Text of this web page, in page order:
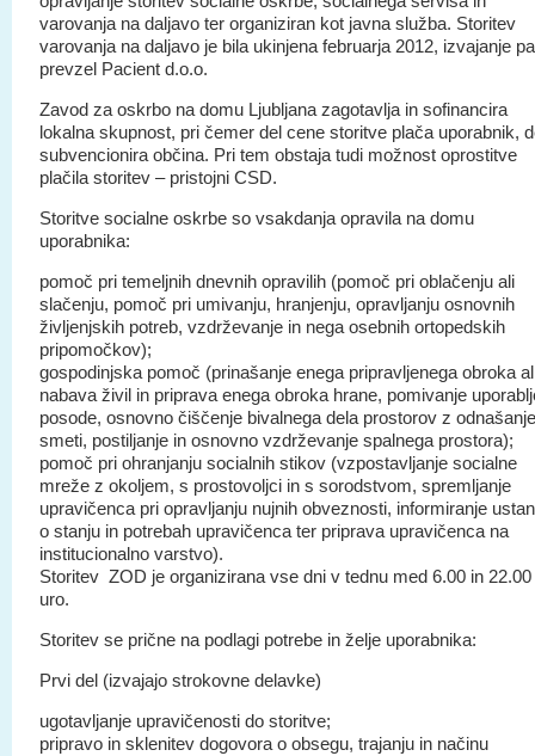
varovanja na daljavo ter organiziran kot javna služba. Storitev
varovanja na daljavo je bila ukinjena februarja 2012, izvajanje
prevzel Pacient d.o.o.
Zavod za oskrbo na domu Ljubljana zagotavlja in sofinancira
lokalna skupnost, pri čemer del cene storitve plača uporabnik,
subvencionira občina. Pri tem obstaja tudi možnost oprostitve
plačila storitev – pristojni CSD.
Storitve socialne oskrbe so vsakdanja opravila na domu
uporabnika:
pomoč pri temeljnih dnevnih opravilih (pomoč pri oblačenju ali
slačenju, pomoč pri umivanju, hranjenju, opravljanju osnovnih
življenjskih potreb, vzdrževanje in nega osebnih ortopedskih
pripomočkov);
gospodinjska pomoč (prinašanje enega pripravljenega obroka
nabava živil in priprava enega obroka hrane, pomivanje
posode, osnovno čiščenje bivalnega dela prostorov z
smeti, postiljanje in osnovno vzdrževanje spalnega prostora);
pomoč pri ohranjanju socialnih stikov (vzpostavljanje socialne
mreže z okoljem, s prostovoljci in s sorodstvom, spremljanje
upravičenca pri opravljanju nujnih obveznosti, informiranje
o stanju in potrebah upravičenca ter priprava upravičenca na
institucionalno varstvo).
Storitev ZOD je organizirana vse dni v tednu med 6.00 in 22.00
uro.
Storitev se prične na podlagi potrebe in želje uporabnika:
Prvi del (izvajajo strokovne delavke)
ugotavljanje upravičenosti do storitve;
pripravo in sklenitev dogovora o obsegu, trajanju in načinu